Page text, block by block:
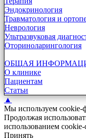
Эндокринология
Травматология и
Неврология
Ультразвуковая
Оториноларингология
ОБЩАЯ
О клинике
Пациентам
Статьи
▲
Мы используем cookie-
Продолжая
использованием
Принять